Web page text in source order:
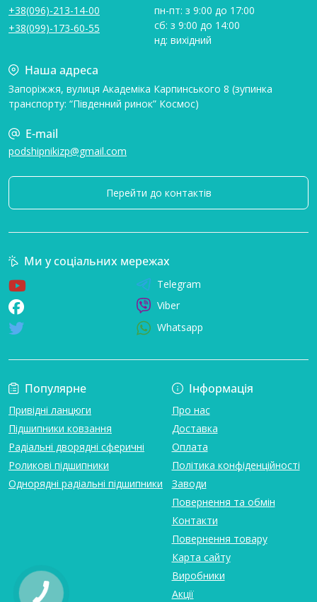
+38(096)-213-14-00
+38(099)-173-60-55
пн-пт: з 9:00 до 17:00
сб: з 9:00 до 14:00
нд: вихідний
Наша адреса
Запоріжжя, вулиця Академіка Карпинського 8 (зупинка
транспорту: “Південний ринок” Космос)
E-mail
podshipnikizp@gmail.com
Перейти до контактів
Популярне
Привідні ланцюги
Підшипники ковзання
Радіальні дворядні сферичні
Роликові підшипники
Однорядні радіальні підшипники
Інформація
Про нас
Доставка
Оплата
Політика конфіденційності
Заводи
Повернення та обмін
Контакти
Повернення товару
Карта сайту
Виробники
Акції
Ми у соціальних мережах
Telegram
Viber
Whatsapp